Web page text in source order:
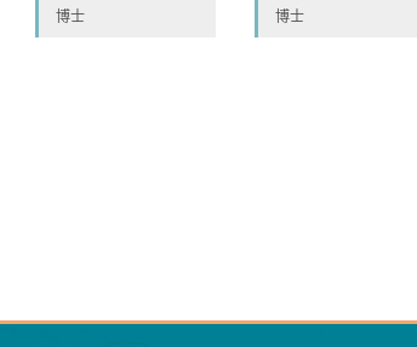
博士 博士